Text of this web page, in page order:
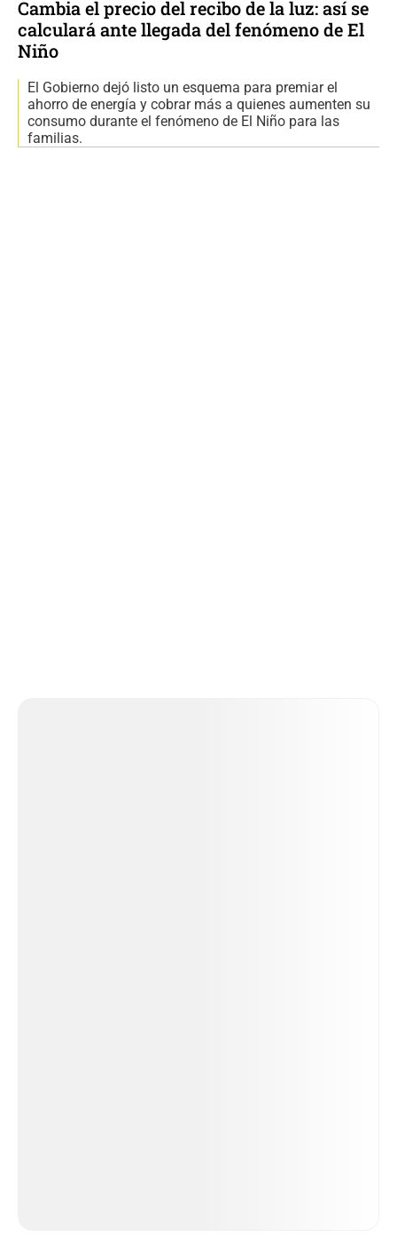
Cambia el precio del recibo de la luz: así se
calculará ante llegada del fenómeno de El
Niño
El Gobierno dejó listo un esquema para premiar el
ahorro de energía y cobrar más a quienes aumenten su
consumo durante el fenómeno de El Niño para las
familias.